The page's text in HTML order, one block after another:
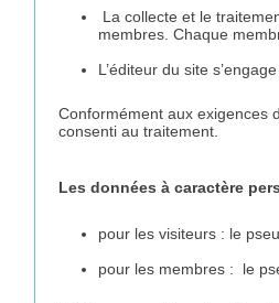
La collecte et le
membres. Chaque
L’éditeur du site
Conformément aux exigences
consenti au traitement.
Les données à caractère
pour les visiteurs : le
pour les membres : le